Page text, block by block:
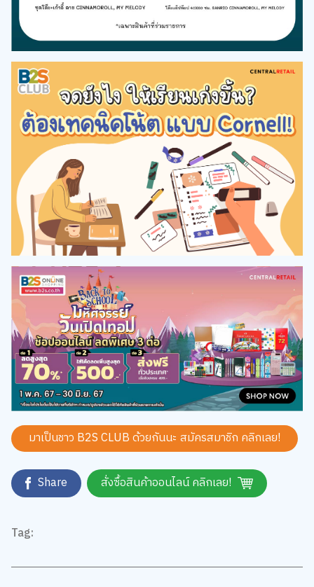
มาเป็นชาว B2S CLUB ด้วยกันนะ สมัครสมาชิก คลิกเลย!
Share สั่งซื้อสินค้าออนไลน์ คลิกเลย!
Tag: